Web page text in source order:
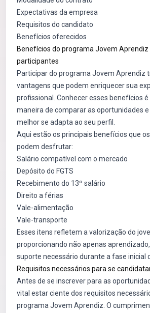
Expectativas da empresa
Requisitos do candidato
Benefícios oferecidos
Benefícios do programa Jovem Aprendiz
participantes
Participar do programa Jovem Aprendiz
vantagens que podem enriquecer sua
profissional. Conhecer esses benefícios
maneira de comparar as oportunidades
melhor se adapta ao seu perfil.
Aqui estão os principais benefícios que
podem desfrutar:
Salário compatível com o mercado
Depósito do FGTS
Recebimento do 13º salário
Direito a férias
Vale-alimentação
Vale-transporte
Esses itens refletem a valorização do
proporcionando não apenas
suporte necessário durante a fase inicial
Requisitos necessários para se
Antes de se inscrever para as
vital estar ciente dos requisitos
programa Jovem Aprendiz. O